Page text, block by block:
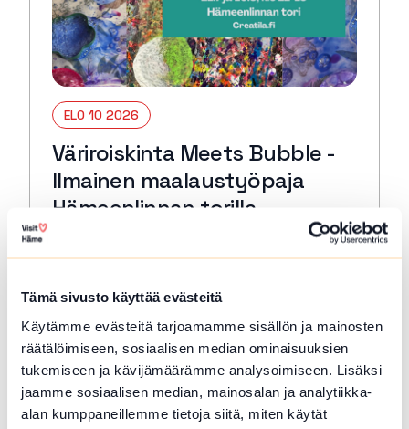
Tämä sivusto käyttää evästeitä
Käytämme evästeitä tarjoamamme sisällön ja mainosten
räätälöimiseen, sosiaalisen median ominaisuuksien
tukemiseen ja kävijämäärämme analysoimiseen. Lisäksi
jaamme sosiaalisen median, mainosalan ja analytiikka-
alan kumppaneillemme tietoja siitä, miten käytät
ELO 10 2026
Väriroiskinta Meets Bubble -
Ilmainen maalaustyöpaja
Hämeenlinnan torilla
Väriroiskintaa sekä kuplamaalausta.
eri-ikäisille osallistujille.
Lue lisää tapahtumasta Väriroiskinta Meets